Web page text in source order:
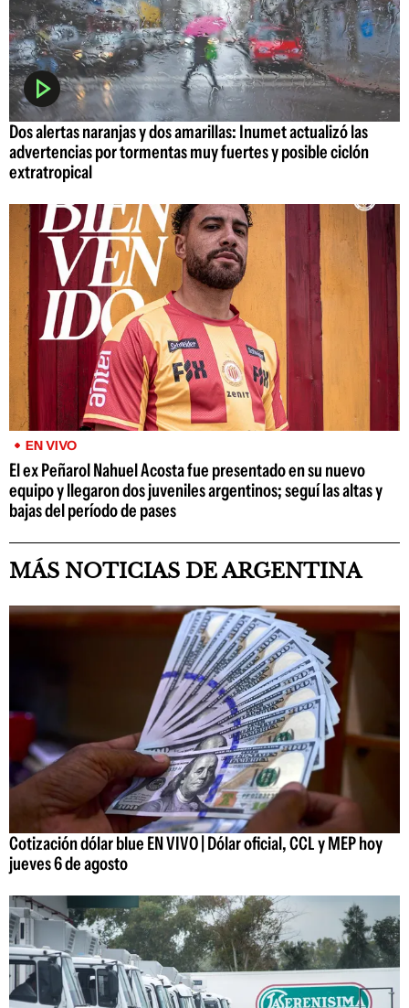
Dos alertas naranjas y dos amarillas: Inumet actualizó las
advertencias por tormentas muy fuertes y posible ciclón
extratropical
EN VIVO
El ex Peñarol Nahuel Acosta fue presentado en su nuevo
equipo y llegaron dos juveniles argentinos; seguí las altas y
bajas del período de pases
MÁS NOTICIAS DE ARGENTINA
Cotización dólar blue EN VIVO | Dólar oficial, CCL y MEP hoy
jueves 6 de agosto